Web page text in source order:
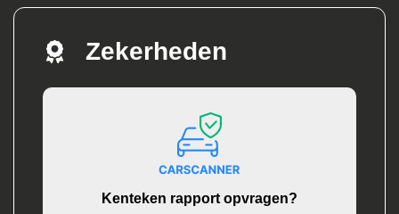
Zekerheden
Kenteken rapport opvragen?